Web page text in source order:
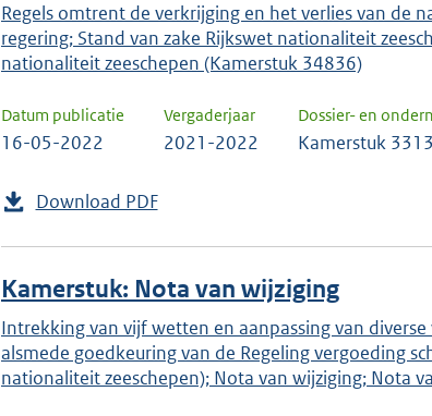
Regels omtrent de verkrijging en het verlies van de
regering; Stand van zake Rijkswet nationaliteit
nationaliteit zeeschepen (Kamerstuk 34836)
Datum publicatie
16-05-2022
Vergaderjaar
2021-2022
Dossier- en
Kamerstuk
Download PDF
Kamerstuk: Nota van wijziging
Intrekking van vijf wetten en aanpassing van
alsmede goedkeuring van de Regeling vergoeding
nationaliteit zeeschepen); Nota van wijziging; Nota